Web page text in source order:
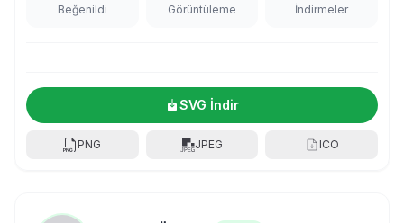
Beğenildi Görüntüleme İndirmeler
SVG İndir
PNG JPEG ICO